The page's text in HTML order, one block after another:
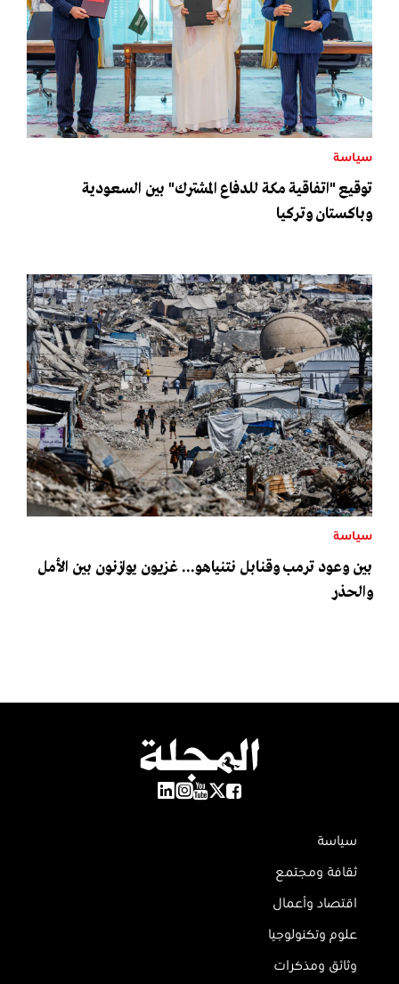
سياسة
توقيع "اتفاقية مكة للدفاع المشترك" بين السعودية
وباكستان وتركيا
سياسة
بين وعود ترمب وقنابل نتنياهو... غزيون يوازنون بين الأمل
والحذر
سياسة
ثقافة ومجتمع
اقتصاد وأعمال
علوم وتكنولوجيا
وثائق ومذكرات